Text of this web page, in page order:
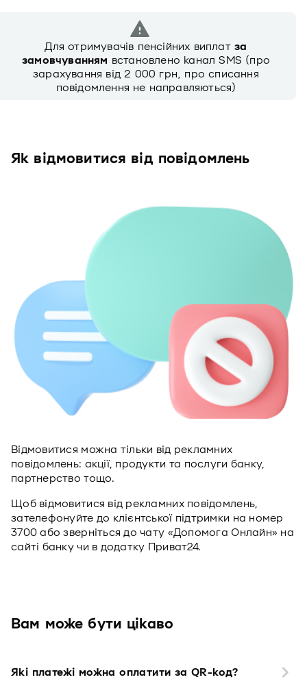
Для отримувачів пенсійних виплатза
замовчуванням встановлено канал SMS (про
зарахування від 2 000 грн, про списання
повідомлення не направляються)
Як відмовитися від повідомлень
Відмовитися можна тільки від рекламних
повідомлень: акції, продукти та послуги банку,
партнерство тощо.
Щоб відмовитися від рекламних повідомлень,
зателефонуйте до клієнтської підтримки на номер
3700 або зверніться до чату «Допомога Онлайн» на
сайті банку чи в додатку Приват24.
Вам може бути цікаво
Які платежі можна оплатити за QR-код?